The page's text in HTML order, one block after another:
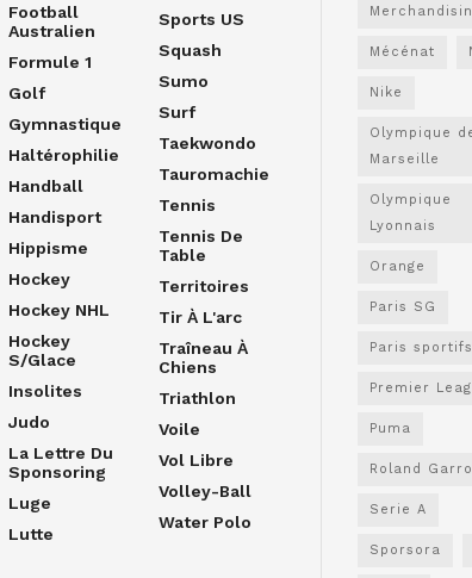
Football
Australien
Formule 1
Golf
Gymnastique
Haltérophilie
Handball
Handisport
Hippisme
Hockey
Hockey NHL
Hockey
S/glace
Insolites
Judo
La Lettre Du
Sponsoring
Luge
Lutte
Sports US
Squash
Sumo
Surf
Taekwondo
Tauromachie
Tennis
Tennis De
Table
Territoires
Tir À L'arc
Traîneau À
Chiens
Triathlon
Voile
Vol Libre
Volley-Ball
Water Polo
Mécénat
Nike
Olympique
Marseille
Olympique
Lyonnais
Orange
Paris SG
Paris sportifs
Premier
Puma
Roland
Serie A
Sporsora